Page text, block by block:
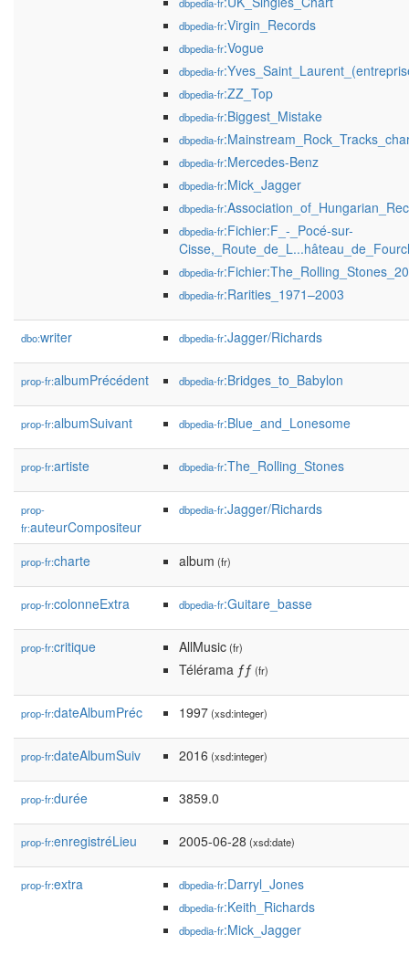
dbpedia-fr:Virgin_Records
dbpedia-fr:Vogue
dbpedia-fr
dbpedia-fr:ZZ_Top
dbpedia-fr:Biggest_Mistake
dbpedia-fr
dbpedia-fr:Mercedes-Benz
dbpedia-fr:Mick_Jagger
dbpedia-fr
dbpedia-fr:Fichier:F_-_Pocé-sur-
dbpedia-fr
dbpedia-fr:Rarities_1971–2003
dbo:writer dbpedia-fr:Jagger/Richards
prop-fr:albumPrécédent dbpedia-fr:Bridges_to_Babylon
prop-fr:albumSuivant dbpedia-fr:Blue_and_Lonesome
prop-fr:artiste dbpedia-fr:The_Rolling_Stones
prop-
fr:auteurCompositeur
dbpedia-fr:Jagger/Richards
prop-fr:charte album (fr)
prop-fr:colonneExtra dbpedia-fr:Guitare_basse
prop-fr:critique AllMusic(fr)
Télérama ƒƒ(fr)
prop-fr:dateAlbumPréc 1997(xsd:integer)
prop-fr:dateAlbumSuiv 2016 (xsd:integer)
prop-fr:durée 3859.0
prop-fr:enregistréLieu 2005-06-28 (xsd:date)
prop-fr:extra dbpedia-fr:Darryl_Jones
dbpedia-fr:Keith_Richards
dbpedia-fr:Mick_Jagger